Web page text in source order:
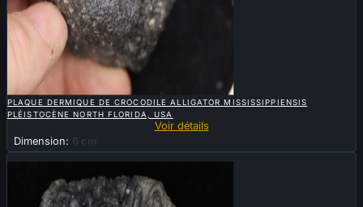
APERÇU RAPIDE
PLAQUE DERMIQUE DE CROCODILE ALLIGATOR MISSISSIPPIENSIS
PLÉISTOCÈNE NORTH FLORIDA, USA
Voir détails
Dimension:
6 cm